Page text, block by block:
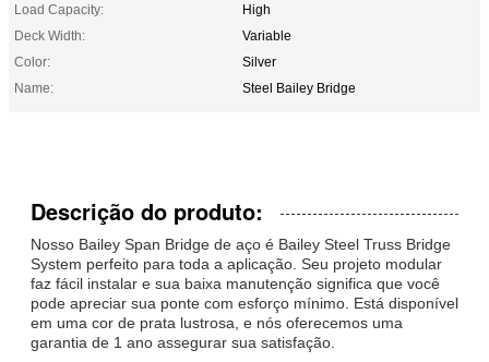
Load Capacity:
High
Deck Width:
Variable
Color:
Silver
Name:
Steel Bailey Bridge
Descrição do produto:
Nosso Bailey Span Bridge de aço é Bailey Steel Truss Bridge
System perfeito para toda a aplicação. Seu projeto modular
faz fácil instalar e sua baixa manutenção significa que você
pode apreciar sua ponte com esforço mínimo. Está disponível
em uma cor de prata lustrosa, e nós oferecemos uma
garantia de 1 ano assegurar sua satisfação.